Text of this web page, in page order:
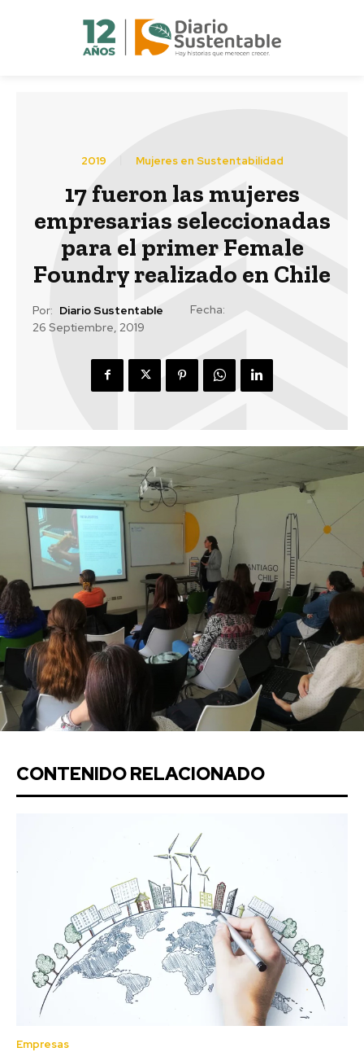
2019 Mujeres en Sustentabilidad
17 fueron las mujeres
empresarias seleccionadas
para el primer Female
Foundry realizado en Chile
Por: Diario Sustentable
Fecha:
26 Septiembre, 2019
CONTENIDO RELACIONADO
Empresas